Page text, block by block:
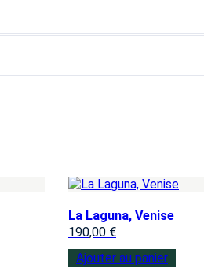
La Laguna, Venise
190,00 €
Ajouter au panier